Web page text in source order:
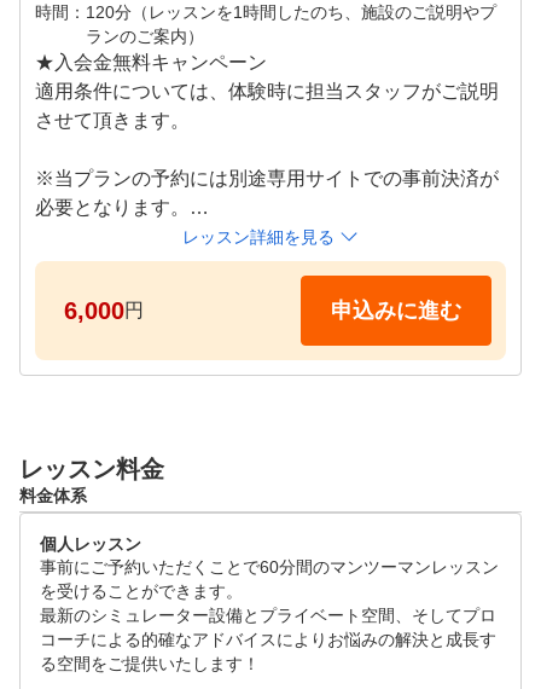
時間
120分（レッスンを1時間したのち、施設のご説明やプ
ランのご案内）
★入会金無料キャンペーン
適用条件については、体験時に担当スタッフがご説明
させて頂きます。
※当プランの予約には別途専用サイトでの事前決済が
必要となります。
※期日までにお支払いが確認できない場合はキャンセ
ルとなります。
プロコーチによるレッスンを体験していただけます。
超高性能シミュレーター×プライベート空間×プロによ
るマンツーマンレッスンで、お客様のお悩みの""原因"
ゴルフの上達にお悩みの方は是非体験レッスンにお越
しください！
●体験レッスンスケジュール(各120分)
月~日 09:00～21:00
※ご希望の日時をリクエスト画面よりご提示ください
。追ってご連絡差し上げます。
レッスン詳細を見る
6,000円 申込みに進む
レッスン料金
料金体系
個人レッスン
事前にご予約いただくことで60分間のマンツーマンレッスン
を受けることができます。
最新のシミュレーター設備とプライベート空間、そしてプロ
コーチによる的確なアドバイスによりお悩みの解決と成長す
る空間をご提供いたします！